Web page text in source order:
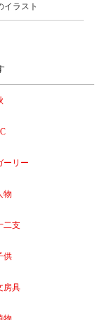
イラスト
ーリー
物
二支
供
房具